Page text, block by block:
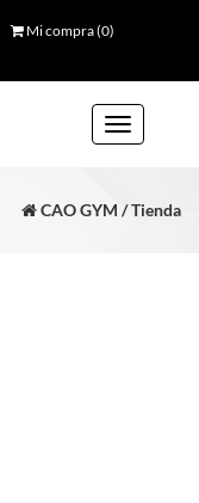
Mi compra (0)
Toggle
navigation
CAO GYM / Tienda